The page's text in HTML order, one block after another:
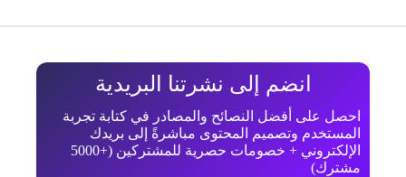
انضم إلى نشرتنا البريدية
احصل على أفضل النصائح والمصادر في كتابة تجربة
المستخدم وتصميم المحتوى مباشرةً إلى بريدك
الإلكتروني + خصومات حصرية للمشتركين (+5000
مشترك)